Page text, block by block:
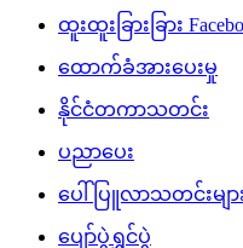
ထူးထူးခြားခြား
ထောက်ခံအားပေးမှု
နိုင်ငံတကာသတင်း
ပညာပေး
ပေါ်ပြူလာသတင်းမျာ
ပျော်ပွဲရွှင်ပွဲ